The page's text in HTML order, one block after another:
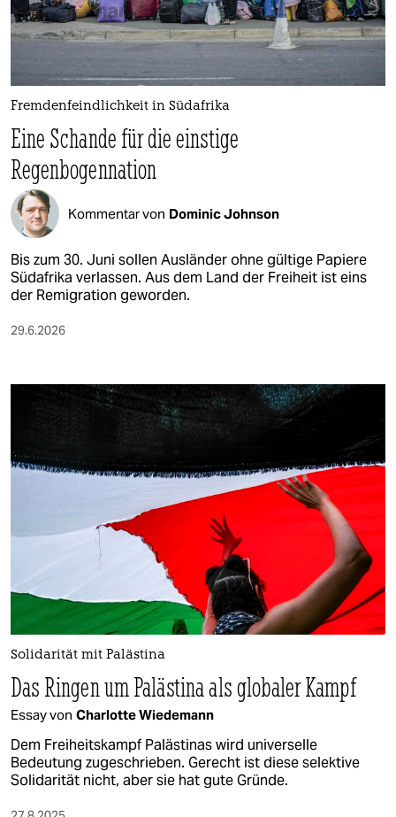
nord
wahrheit
verlag
veranstaltungen
shop
fragen & hilfe
unterstützen
abo
Fremdenfeindlichkeit in Südafrika
Eine Schande für die einstige
Regenbogennation
Kommentar von Dominic Johnson
Bis zum 30. Juni sollen Ausländer ohne gültige Papiere
Südafrika verlassen. Aus dem Land der Freiheit ist eins
der Remigration geworden.
29.6.2026
Solidarität mit Palästina
Das Ringen um Palästina als globaler Kampf
Essay von Charlotte Wiedemann
Dem Freiheitskampf Palästinas wird universelle
Bedeutung zu­ge­schrieben. Gerecht ist diese selektive
Solidarität nicht, aber sie hat gute Gründe.